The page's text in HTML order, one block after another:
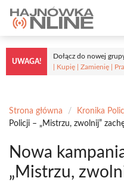
Przejdź
treści
UWAGA!
Dołącz do nowej
| Kupię | Zamienię |
Strona główna / Kronika
Policji – „Mistrzu, zwolnij”
Nowa
„Mistrzu,